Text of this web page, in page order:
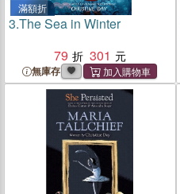
滿額折
3.The Sea in Winter
79
301
無庫存